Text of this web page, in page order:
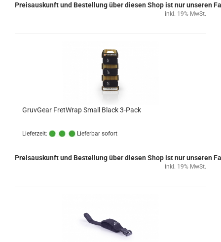
Preisauskunft und Bestellung über diesen Shop ist nur unseren
inkl. 19% MwSt.
GruvGear FretWrap Small Black 3-Pack
Lieferzeit: Lieferbar sofort
Preisauskunft und Bestellung über diesen Shop ist nur unseren
inkl. 19% MwSt.